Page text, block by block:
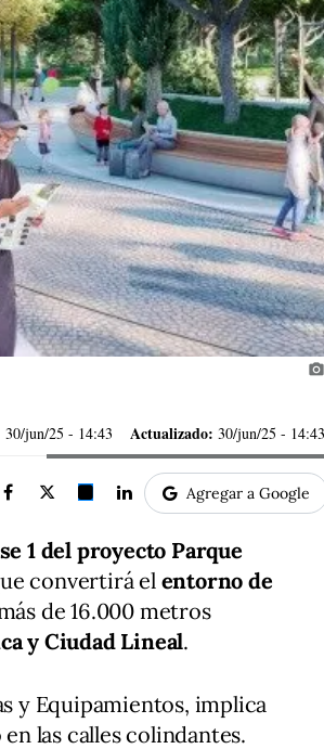
photo_camera
30/jun/25 - 14:43 Actualizado: 30/jun/25 - 14:43
Agregar a Google
1 del proyecto Parque
convertirá el entorno de
de 16.000 metros
y Ciudad Lineal.
y Equipamientos, implica
las calles colindantes.